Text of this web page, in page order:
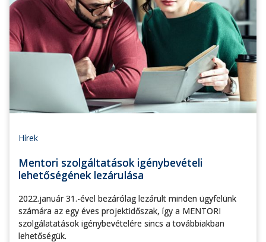
Hírek
Mentori szolgáltatások igénybevételi
lehetőségének lezárulása
2022.január 31.-ével bezárólag lezárult minden ügyfelünk
számára az egy éves projektidőszak, így a MENTORI
szolgálatatások igénybevételére sincs a továbbiakban
lehetőségük.